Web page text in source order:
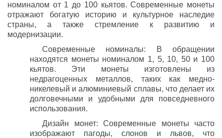
номиналом от 1 до 100 кьятов. Современные монеты
отражают богатую историю и культурное наследие
страны, а также стремление к развитию и
модернизации.
Современные номиналы: В обращении
находятся монеты номиналом 1, 5, 10, 50 и 100
кьятов. Эти монеты изготовлены из
недрагоценных металлов, таких как медно-
никелевый и алюминиевый сплавы, что делает их
долговечными и удобными для повседневного
использования.
Дизайн монет: Современные монеты часто
изображают пагоды, слонов и львов, что